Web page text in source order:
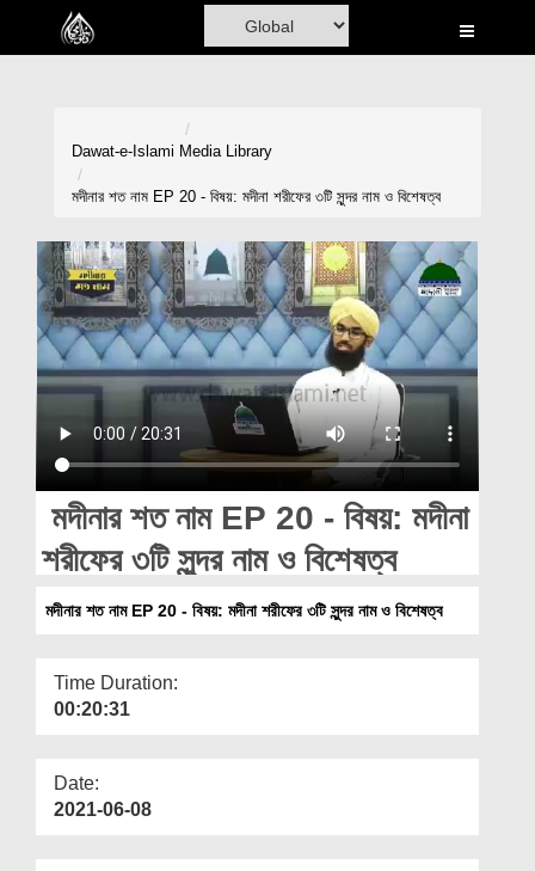
Home
Volunteer Portal
Rohani Ilaj
Donation
Magazine
Departments
Dawat-e-Islami Media Library
মদীনার শত নাম EP 20 - বিষয়: মদীনা শরীফের ৩টি সুন্দর নাম ও বিশেষত্ব
মদীনার শত নাম EP 20 - বিষয়: মদীনা
শরীফের ৩টি সুন্দর নাম ও বিশেষত্ব
মদীনার শত নাম EP 20 - বিষয়: মদীনা শরীফের ৩টি সুন্দর নাম ও বিশেষত্ব
Time Duration:
00:20:31
Date:
2021-06-08